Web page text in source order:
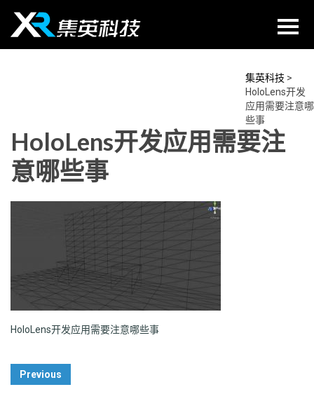
content
集英科技 >
HoloLens开发
应用需要注意哪
些事
HoloLens开发应用需要注
意哪些事
HoloLens开发应用需要注意哪些事
Post
Navigation
Previous